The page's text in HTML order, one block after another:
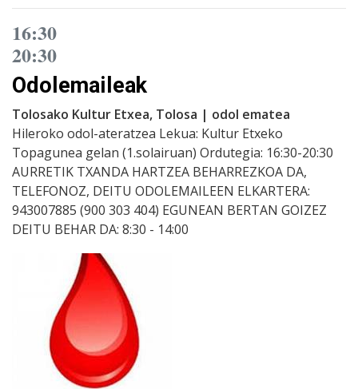
16:30
20:30
Odolemaileak
Tolosako Kultur Etxea, Tolosa | odol ematea
Hileroko odol-ateratzea Lekua: Kultur Etxeko
Topagunea gelan (1.solairuan) Ordutegia: 16:30-20:30
AURRETIK TXANDA HARTZEA BEHARREZKOA DA,
TELEFONOZ, DEITU ODOLEMAILEEN ELKARTERA:
943007885 (900 303 404) EGUNEAN BERTAN GOIZEZ
DEITU BEHAR DA: 8:30 - 14:00